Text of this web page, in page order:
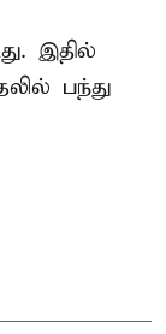
இதில்
பந்து